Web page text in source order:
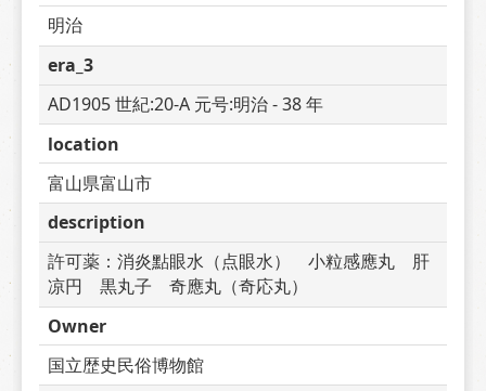
明治
era_3
AD1905 世紀:20-A 元号:明治 - 38 年
location
富山県富山市
description
許可薬：消炎點眼水（点眼水）　小粒感應丸　肝
凉円　黒丸子　奇應丸（奇応丸）
Owner
国立歴史民俗博物館